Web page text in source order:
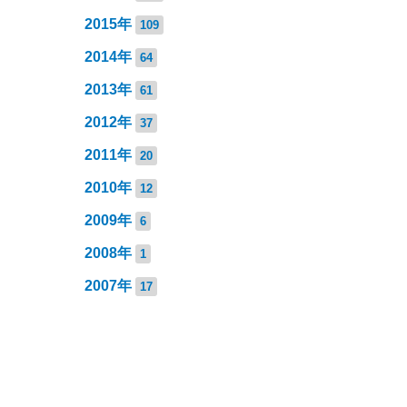
2015年 109
2014年 64
2013年 61
2012年 37
2011年 20
2010年 12
2009年 6
2008年 1
2007年 17